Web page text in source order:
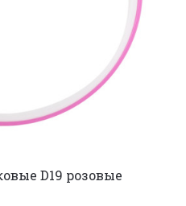
D19 розовые